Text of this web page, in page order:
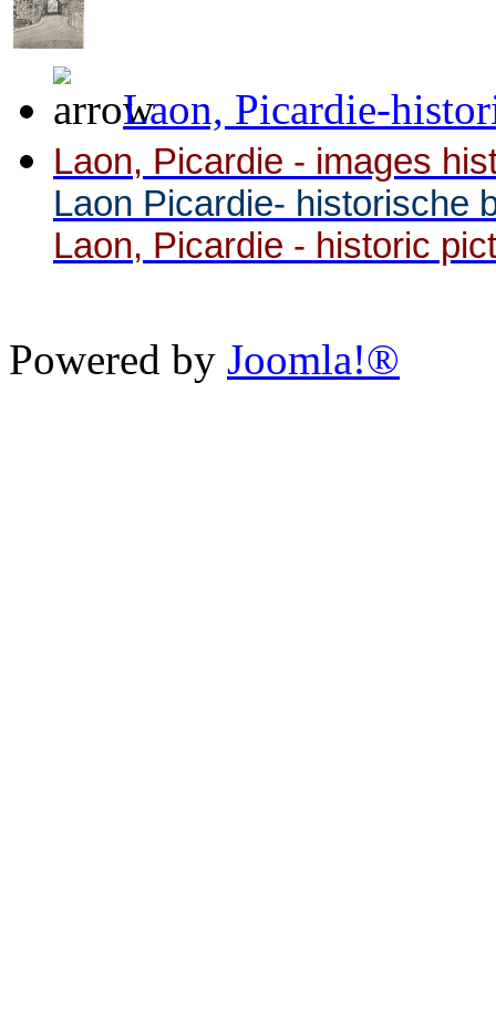
Laon, Picardie-
Laon, Picardie - images
Laon Picardie- historische
Laon, Picardie - historic
Powered by Joomla!®